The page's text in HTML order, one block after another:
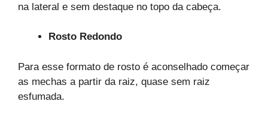
na lateral e sem destaque no topo da cabeça.
Rosto Redondo
Para esse formato de rosto é aconselhado começar
as mechas a partir da raiz, quase sem raiz
esfumada.